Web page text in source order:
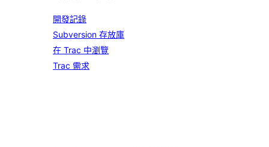
開發記錄
Subversion 存放庫
在 Trac 中瀏覽
Trac 需求